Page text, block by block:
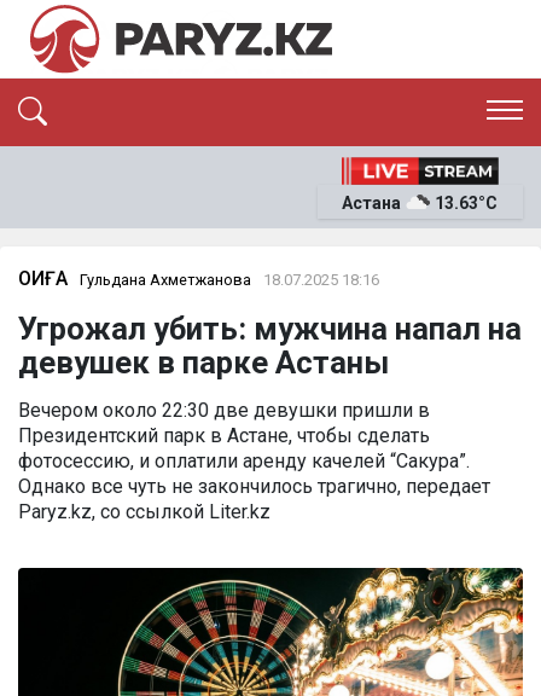
ЭКОНОМИКА
ОҚИҒА
News
Астана 13.63°C
ОҚИҒА Гульдана Ахметжанова 18.07.2025 18:16
Угрожал убить: мужчина напал на
девушек в парке Астаны
Вечером около 22:30 две девушки пришли в
Президентский парк в Астане, чтобы сделать
фотосессию, и оплатили аренду качелей “Сакура”.
Однако все чуть не закончилось трагично, передает
Paryz.kz, со ссылкой Liter.kz